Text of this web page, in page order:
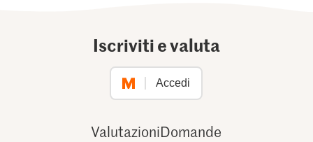
Iscriviti e valuta
Accedi
ValutazioniDomande